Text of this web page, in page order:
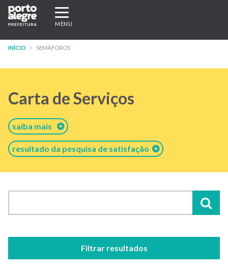
Pular
para
conteúdo
Expandir/recolher
navegação
MENU
INÍCIO SEMÁFOROS
Carta de Serviços
saiba mais
resultado da pesquisa de satisfação
Filtrar resultados